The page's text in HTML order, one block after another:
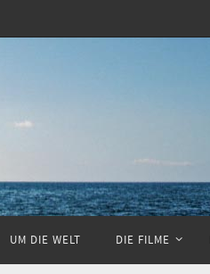
UM DIE WELT DIE FILME